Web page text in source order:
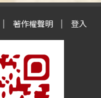
著作權聲明 登入